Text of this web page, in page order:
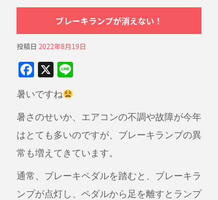
ブレーキランプが消えない！
投稿日 2022年8月19日
F
a
c
e
b
o
o
k
X Li
暑いですね
暑さのせいか、エアコンの不調や故障が今年
はとても多いのですが、ブレーキランプの異
常も増えてきています。
通常、ブレーキペダルを踏むと、ブレーキラ
ンプが点灯し、ペダルから足を離すとランプ